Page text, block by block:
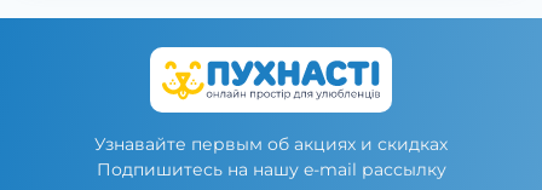
Узнавайте первым об акциях и скидках
Подпишитесь на нашу e-mail рассылку